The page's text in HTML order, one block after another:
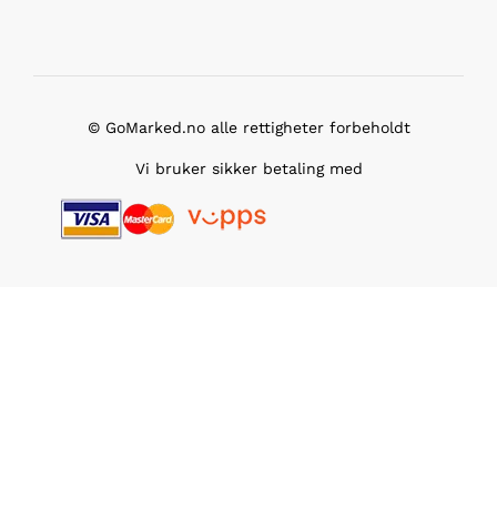
© GoMarked.no alle rettigheter forbeholdt
Vi bruker sikker betaling med